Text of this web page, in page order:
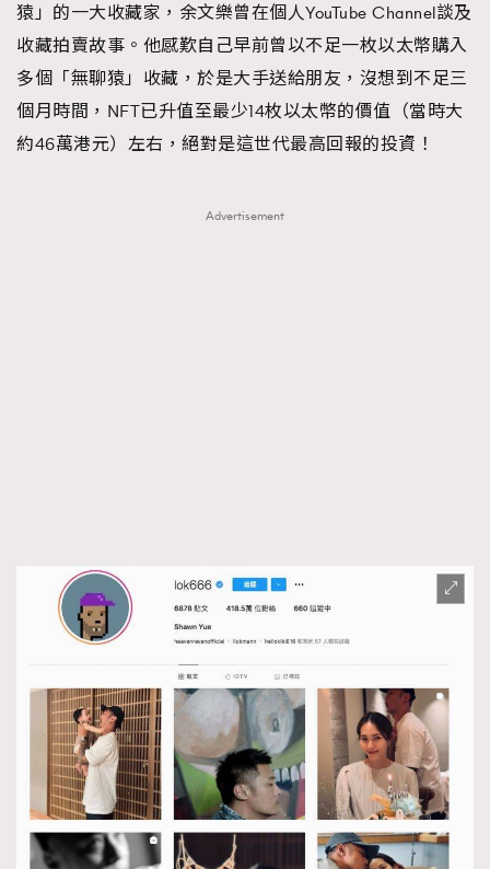
猿」的一大收藏家，余文樂曾在個人YouTube Channel談及
收藏拍賣故事。他感歎自己早前曾以不足一枚以太幣購入
多個「無聊猿」收藏，於是大手送給朋友，沒想到不足三
個月時間，NFT已升值至最少14枚以太幣的價值（當時大
約46萬港元）左右，絕對是這世代最高回報的投資！
Advertisement